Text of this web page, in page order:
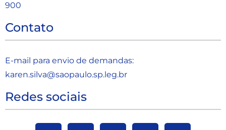
900
Contato
E-mail para envio de demandas:
karen.silva@saopaulo.sp.leg.br
Redes sociais